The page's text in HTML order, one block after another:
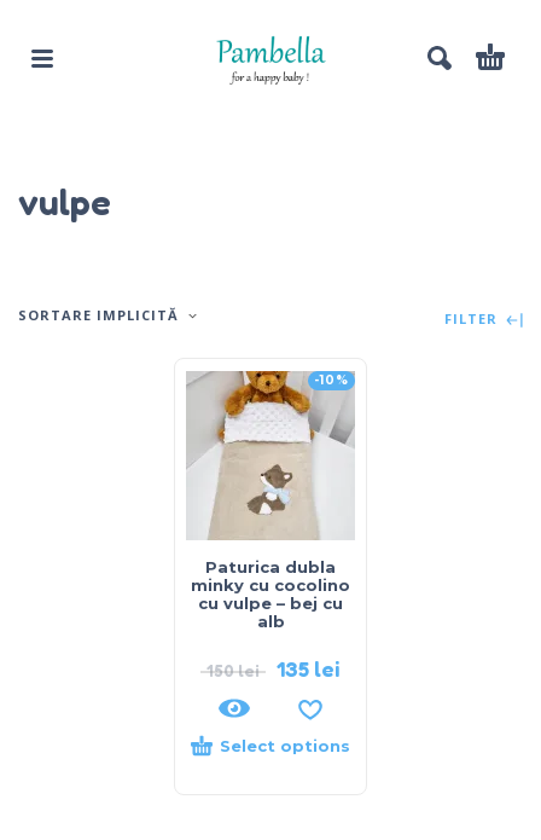
vulpe
SORTARE IMPLICITĂ FILTER
-10%
Paturica dubla
minky cu cocolino
cu vulpe – bej cu
alb
150lei 135 lei
Select options